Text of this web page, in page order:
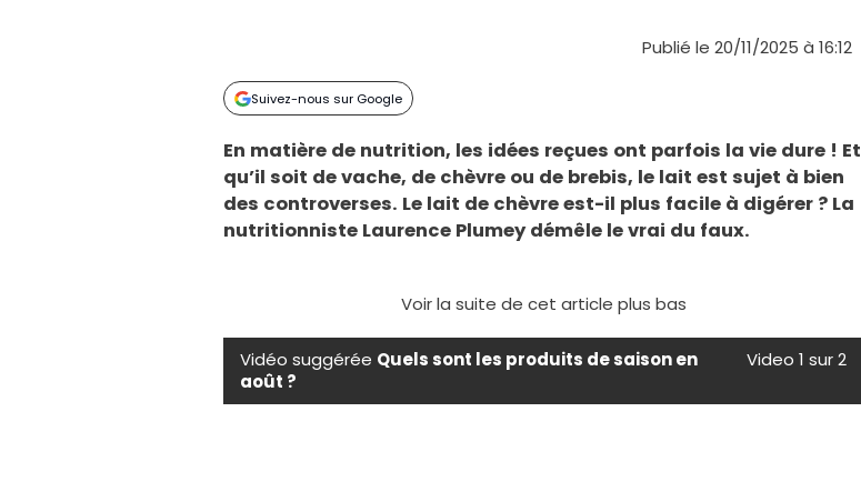
Publié le 20/11/2025 à 16:12
Suivez-nous sur Google
En matière de nutrition, les idées reçues ont parfois la vie dure ! Et
qu’il soit de vache, de chèvre ou de brebis, le lait est sujet à bien
des controverses. Le lait de chèvre est-il plus facile à digérer ? La
nutritionniste Laurence Plumey démêle le vrai du faux.
Voir la suite de cet article plus bas
Vidéo suggérée Quels sont les produits de saison en
août ?
Video 1 sur 2